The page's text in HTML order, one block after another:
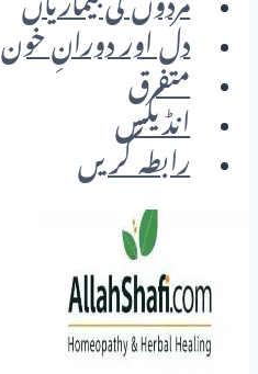
مردوں کی بیماریاں
دل اور دورانِ خون
متفرق
انڈیکس
رابطہ کریں